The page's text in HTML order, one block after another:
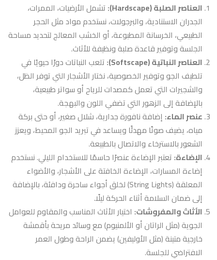
العناصر الصلبة (Hardscape):
تشمل الأرضيات، الممرات،
الجدران الاستنادية، والبرجولات، نستخدم مواد مثل الحجر
الطبيعي، الخرسانة المطبوعة، أو الخشب المعالج لتحديد مساحة
الجلسة وتوفير قاعدة صلبة ونظيفة للأثاث.
العناصر النباتية (Softscape):
تلعب النباتات دورًا حيويًا في
تلطيف الجو وتوفير الخصوصية، نختار الأشجار التي توفر الظل،
والشجيرات التي تعمل كمصدات للرياح أو سواتر طبيعية،
بالإضافة إلى الزهور التي تضفي اللون والبهجة.
عنصر الماء: إضافة نافورة جدارية، شلال صغير، أو حتى بركة
مياه، يضيف صوتًا مهدئًا ويساعد في تبريد الجو المحيط، ويعزز
الشعور بالاسترخاء والاتصال بالطبيعة.
الإضاءة: تعتبر الإضاءة عنصرًا حاسمًا للاستخدام الليلي. نستخدم
إضاءة المسارات، الإضاءة الخافتة على الأشجار، والأضواء
المعلقة (String Lights) لخلق أجواء ساحرة ودافئة، بالإضافة
إلى ضمان السلامة أثناء الحركة ليلًا.
الأثاث والمفروشات: اختيار الأثاث المناسب والمقاوم للعوامل
الجوية (مثل الراتان أو الألمنيوم) مع وسائد مريحة بأقمشة
خارجية متينة (مثل الأوليفين) يضمن الراحة وطول العمر
الافتراضي للجلسة.